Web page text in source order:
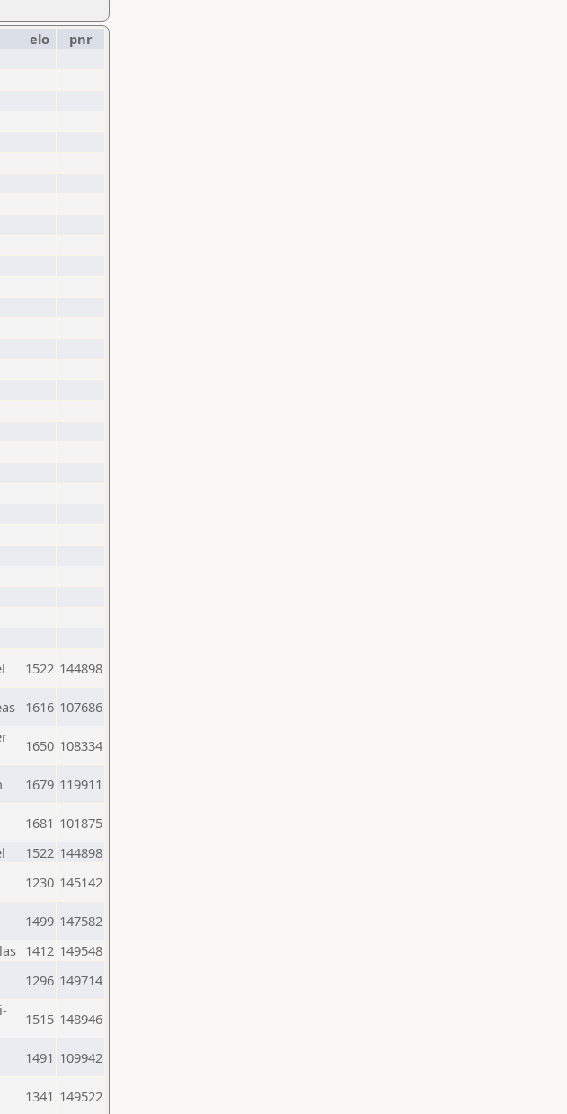
elo
pnr
1522 144898
1616 107686
1650 108334
1679 119911
1681 101875
1522 144898
1230 145142
1499 147582
1412 149548
1296 149714
1515 148946
1491 109942
1341 149522